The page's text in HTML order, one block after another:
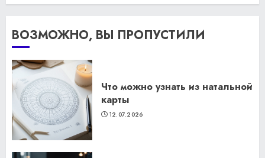
ВОЗМОЖНО, ВЫ ПРОПУСТИЛИ
Что можно узнать из натальной
карты
12.07.2026